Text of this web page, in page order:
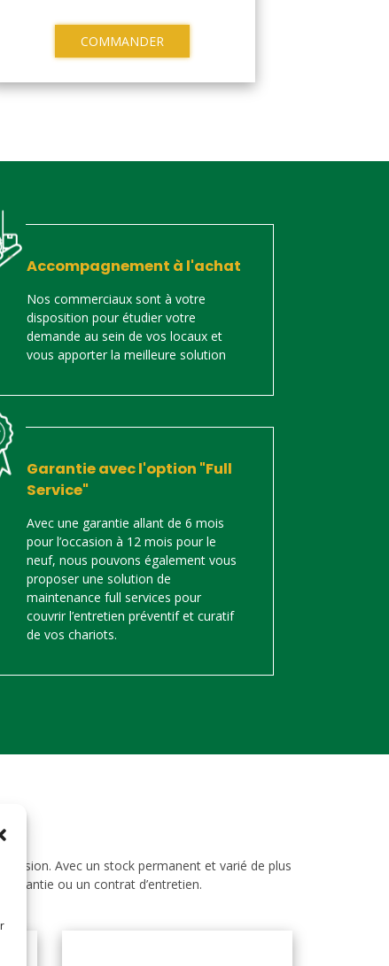
COMMANDER
Accompagnement à l'achat
Nos commerciaux sont à votre
disposition pour étudier votre
demande au sein de vos locaux et
vous apporter la meilleure solution
Garantie avec l'option "Full
Service"
Avec une garantie allant de 6 mois
pour l’occasion à 12 mois pour le
neuf, nous pouvons également vous
proposer une solution de
maintenance full services pour
couvrir l’entretien préventif et curatif
de vos chariots.
Avec un stock permanent et varié de plus
ou un contrat d’entretien.